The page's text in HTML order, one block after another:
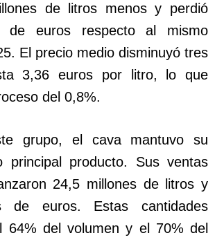
de litros menos y perdió
de euros respecto al mismo
El precio medio disminuyó tres
3,36 euros por litro, lo que
del 0,8%.
grupo, el cava mantuvo su
principal producto. Sus ventas
24,5 millones de litros y
de euros. Estas cantidades
64% del volumen y el 70% del